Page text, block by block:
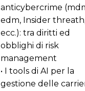
anticybercrime
edm, Insider
ecc.): tra diritti ed
obblighi di risk
management
• I tools di AI per la
gestione delle